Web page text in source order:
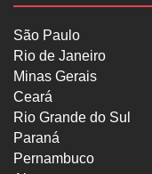
São Paulo
Rio de Janeiro
Minas Gerais
Ceará
Rio Grande do Sul
Paraná
Pernambuco